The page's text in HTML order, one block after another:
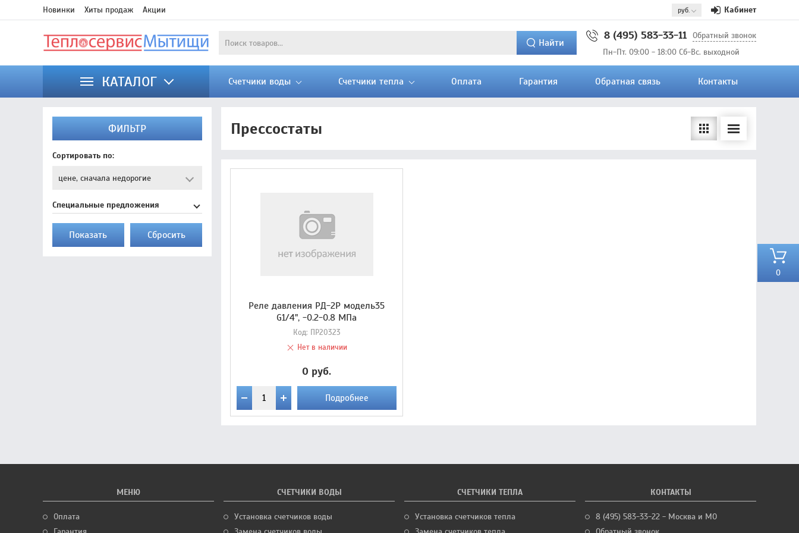
Новинки Хиты продаж Акции Кабинет
Найти
8 (495) 583-33-11 Обратный звонок
Пн-Пт. 09:00 - 18:00 Сб-Вс. выходной
КАТАЛОГ Счетчики воды Счетчики тепла Оплата Гарантия Обратная связь Контакты
0
ФИЛЬТР
Сортировать по:
Специальные предложения
Показать Cбросить
Прессостаты
Реле давления РД-2Р модель35
G1/4", -0.2-0.8 МПа
Код: ПР20323
Нет в наличии
0 руб.
Подробнее
МЕНЮ
Оплата
СЧЕТЧИКИ ВОДЫ
Установка счетчиков воды
СЧЕТЧИКИ ТЕПЛА
Установка счетчиков тепла
КОНТАКТЫ
8 (495) 583-33-22 - Москва и МО